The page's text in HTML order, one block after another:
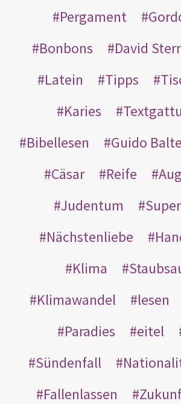
Pergament
Bonbons
David
Latein
Tipps
Karies
Bibellesen
Guido
Cäsar
Reife
Judentum
Nächstenliebe
Klima
Klimawandel
lesen
Paradies
eitel
Sündenfall
Fallenlassen